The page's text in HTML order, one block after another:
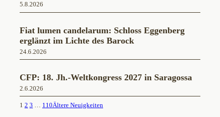
5.8.2026
Fiat lumen candelarum: Schloss Eggenberg
erglänzt im Lichte des Barock
24.6.2026
CFP: 18. Jh.-Weltkongress 2027 in Saragossa
2.6.2026
1 2 3 … 110Ältere Neuigkeiten